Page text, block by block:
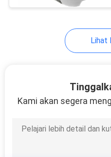
Lihat
Kami akan segera